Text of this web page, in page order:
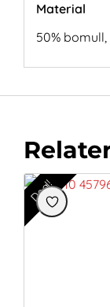
Material
50%
Deal!